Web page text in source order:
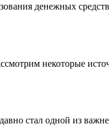
денежных
некоторые
стал одной из